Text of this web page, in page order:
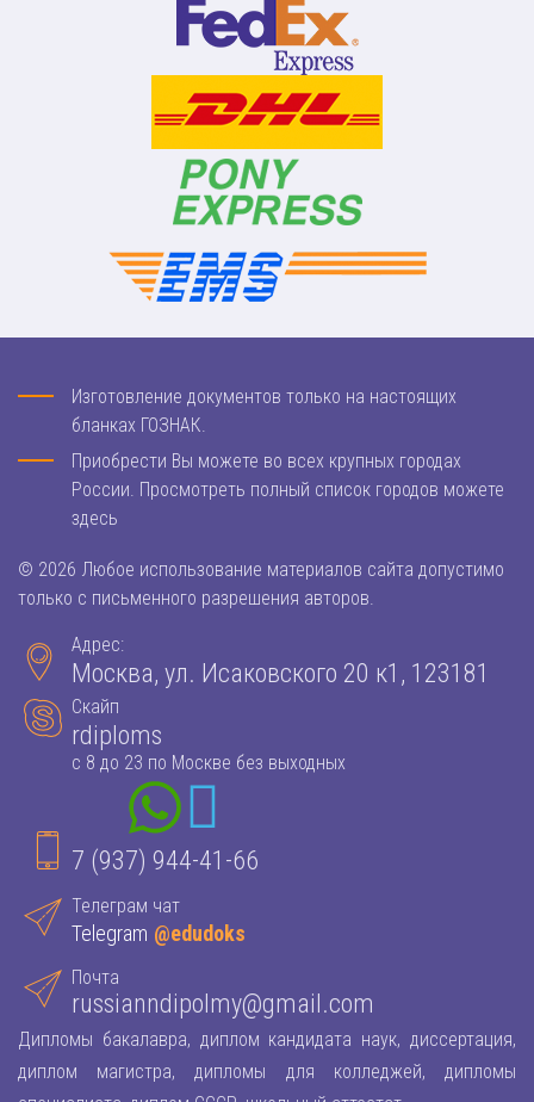
Изготовление документов только на настоящих
бланках ГОЗНАК.
Приобрести Вы можете во всех крупных городах
России. Просмотреть полный список городов можете
здесь
© 2026 Любое использование материалов сайта допустимо
только с письменного разрешения авторов.
Адрес:
Москва, ул. Исаковского 20 к1, 123181
Скайп
rdiploms
с 8 до 23 по Москве без выходных
7 (937) 944-41-66
Телеграм чат
Telegram @edudoks
Почта
russianndipolmy@gmail.com
Дипломы бакалавра, диплом кандидата наук, диссертация,
диплом магистра, дипломы для колледжей, дипломы